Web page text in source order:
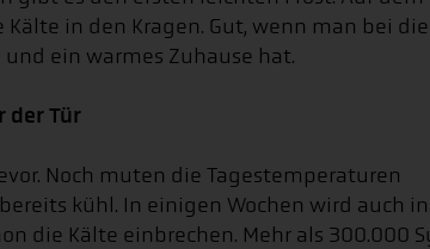
in den Kragen. Gut, wenn man bei
ein warmes Zuhause hat.
der Tür
Noch muten die Tagestemperaturen
kühl. In einigen Wochen wird auch in
die Kälte einbrechen. Mehr als 300.000